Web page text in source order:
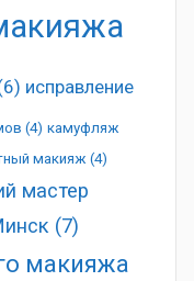
исправление
(4) камуфляж
макияж (4)
мастер
(7)
макияжа